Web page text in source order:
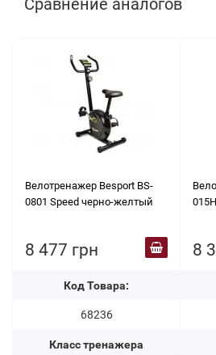
Сравнение аналогов
Велотренажер Besport BS-
0801 Speed черно-желтый
8 477 грн
Код Товара:
68236
Класс тренажера
8